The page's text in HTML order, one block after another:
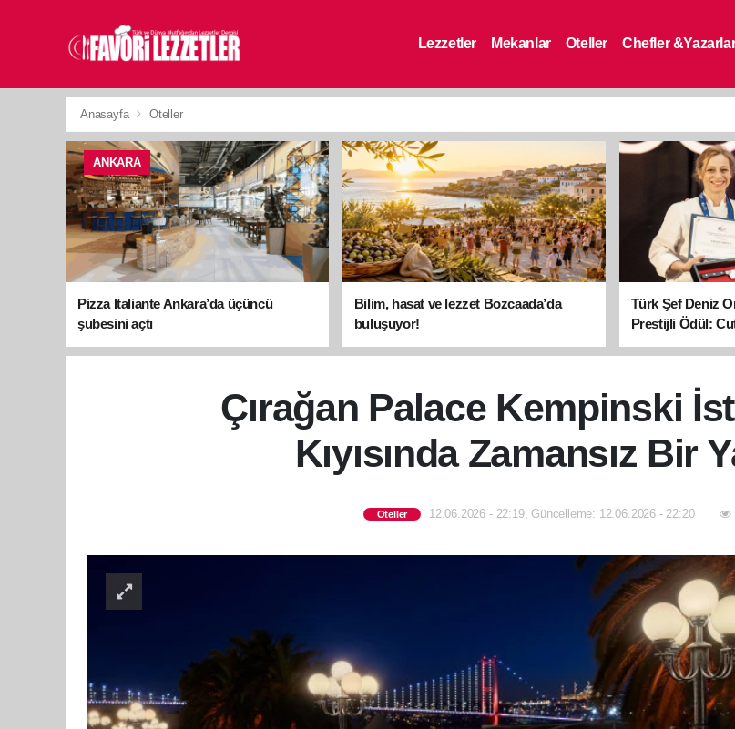
Lezzetler Mekanlar Oteller Chefler
Anasayfa Oteller
ANKARA
Pizza Italiante Ankara’da üçüncü
şubesini açtı
Bilim, hasat ve lezzet Bozcaada’da
buluşuyor!
Türk Şef Deniz
Prestijli Ödül:
sahibi oldu
Çırağan Palace Kempinski
Kıyısında Zamansız Bir
Oteller 12.06.2026 - 22:19, Güncelleme: 12.06.2026 - 22:20